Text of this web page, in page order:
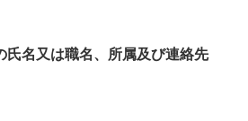
氏名又は職名、所属及び連絡先